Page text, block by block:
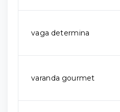
vaga determina
varanda gourmet